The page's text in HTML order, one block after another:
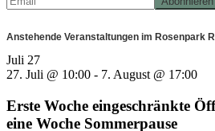
Anstehende Veranstaltungen im Rosenpark
Juli 27
27. Juli @ 10:00 - 7. August @ 17:00
Erste Woche eingeschränkte
eine Woche Sommerpause